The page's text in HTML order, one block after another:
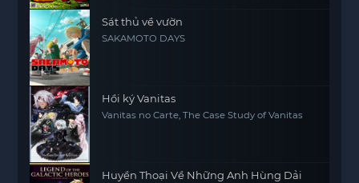
Sát thủ về vườn
SAKAMOTO DAYS
Hồi ký Vanitas
Vanitas no Carte, The Case Study of Vanitas
Huyền Thoại Về Những Anh Hùng Dải